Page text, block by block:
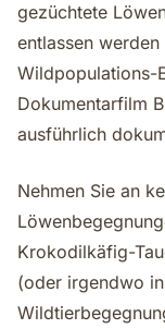
gezüchtete
entlassen
Wildpopulations-
Dokumentarfilm
ausführlich
Nehmen Sie an
Krokodilkäfig-
(oder irgendwo